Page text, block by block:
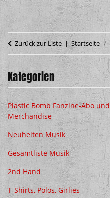
Zurück zur Liste Startseite
Kategorien
Plastic Bomb Fanzine-Abo und
Merchandise
Neuheiten Musik
Gesamtliste Musik
2nd Hand
T-Shirts, Polos, Girlies